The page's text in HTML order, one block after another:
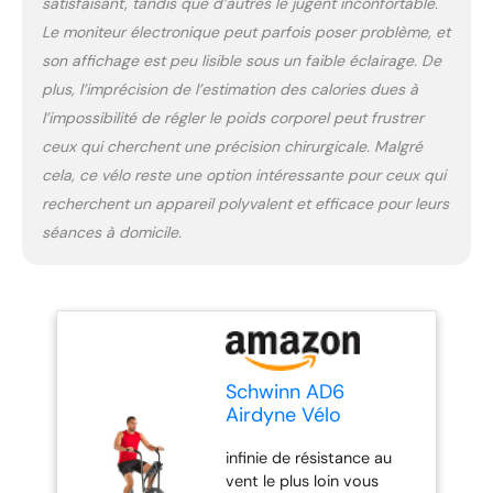
Le moniteur électronique peut parfois poser problème, et
son affichage est peu lisible sous un faible éclairage. De
plus, l’imprécision de l’estimation des calories dues à
l’impossibilité de régler le poids corporel peut frustrer
ceux qui cherchent une précision chirurgicale. Malgré
cela, ce vélo reste une option intéressante pour ceux qui
recherchent un appareil polyvalent et efficace pour leurs
séances à domicile.
Schwinn AD6
Airdyne Vélo
infinie de résistance au
vent le plus loin vous